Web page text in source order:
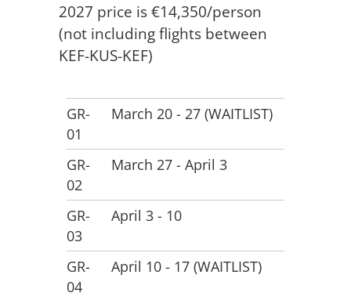
2027 price is €14,350/person
(not including flights between
KEF-KUS-KEF)
GR-
01
March 20 - 27 (WAITLIST)
GR-
02
March 27 - April 3
GR-
03
April 3 - 10
GR-
04
April 10 - 17 (WAITLIST)